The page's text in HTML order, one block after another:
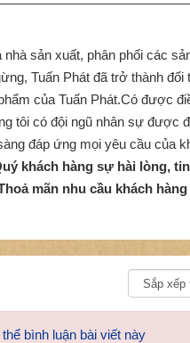
sản xuất, phân phối các
Tuấn Phát đã trở thành
của Tuấn Phát.Có được
tôi có đội ngũ nhân sự được
đáp ứng mọi yêu cầu của
khách hàng sự hài lòng,
mãn nhu cầu khách
bình luận bài viết này